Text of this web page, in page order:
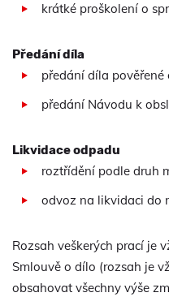
krátké proškolení o
Předání díla
předání díla pověřené
předání Návodu k
Likvidace odpadu
roztřídění podle druh
odvoz na likvidaci do
Rozsah veškerých prací je
Smlouvě o dílo (rozsah je
obsahovat všechny výše